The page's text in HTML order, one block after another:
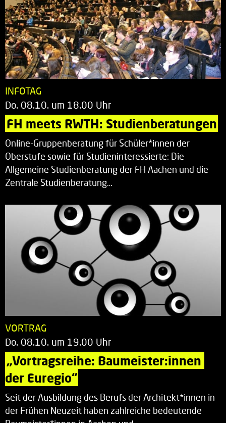
INFOTAG
Do. 08.10. um 18.00 Uhr
FH meets RWTH: Studienberatungen
Online-Gruppenberatung für Schüler*innen der
Oberstufe sowie für Studieninteressierte: Die
Allgemeine Studienberatung der FH Aachen und die
Zentrale Studienberatung…
VORTRAG
Do. 08.10. um 19.00 Uhr
„Vortragsreihe: Baumeister:innen
der Euregio“
Seit der Ausbildung des Berufs der Architekt*innen in
der Frühen Neuzeit haben zahlreiche bedeutende